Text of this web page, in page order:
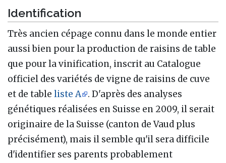
Identification
Très ancien cépage connu dans le monde entier
aussi bien pour la production de raisins de table
que pour la vinification, inscrit au Catalogue
officiel des variétés de vigne de raisins de cuve
et de table liste A
. D'après des analyses
génétiques réalisées en Suisse en 2009, il serait
originaire de la Suisse (canton de Vaud plus
précisément), mais il semble qu'il sera difficile
d'identifier ses parents probablement